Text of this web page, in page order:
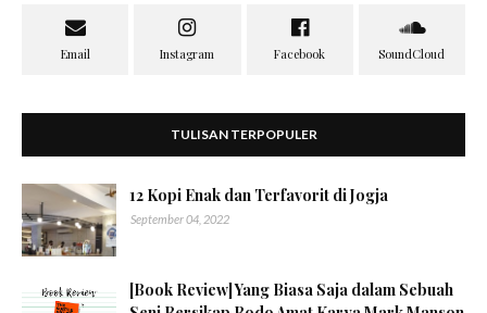
TULISAN TERPOPULER
12 Kopi Enak dan Terfavorit di Jogja
September 04, 2022
[Book Review] Yang Biasa Saja dalam Sebuah